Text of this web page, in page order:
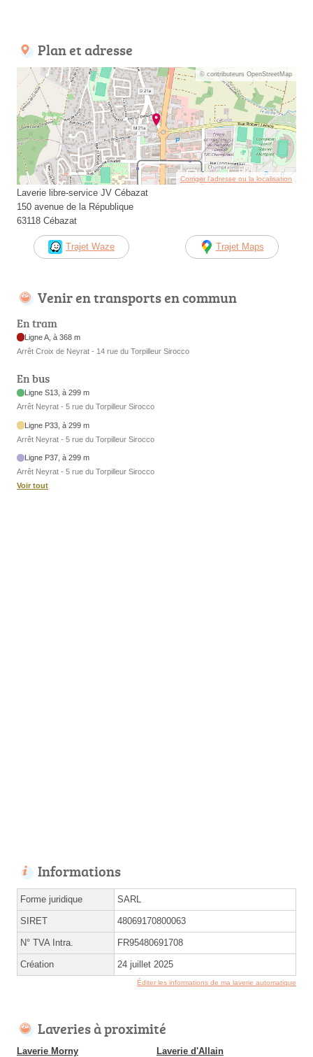
Plan et adresse
© contributeurs OpenStreetMap
Corriger l’adresse ou la localisation
Laverie libre-service JV Cébazat
150 avenue de la République
63118 Cébazat
Trajet Waze Trajet Maps
Venir en transports en commun
En tram
Ligne A, à 368 m
Arrêt Croix de Neyrat - 14 rue du Torpilleur Sirocco
En bus
Ligne S13, à 299 m
Arrêt Neyrat - 5 rue du Torpilleur Sirocco
Ligne P33, à 299 m
Arrêt Neyrat - 5 rue du Torpilleur Sirocco
Ligne P37, à 299 m
Arrêt Neyrat - 5 rue du Torpilleur Sirocco
Voir tout
Informations
Forme juridique SARL
SIRET 48069170800063
N° TVA Intra. FR95480691708
Création 24 juillet 2025
Éditer les informations de ma laverie automatique
Laveries à proximité
Laverie Morny Laverie d'Allain